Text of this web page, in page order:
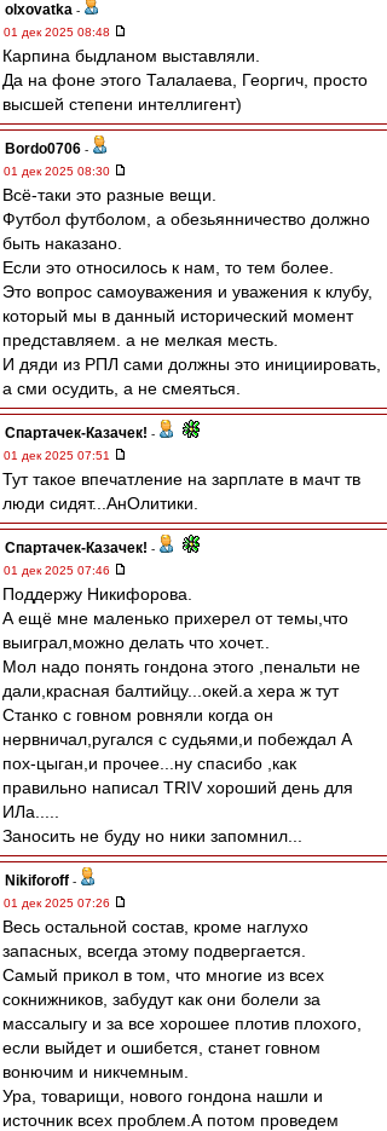
olxovatka -
01 дек 2025 08:48
Карпина быдланом выставляли.
Да на фоне этого Талалаева, Георгич, просто
высшей степени интеллигент)
Bordo0706 -
01 дек 2025 08:30
Всё-таки это разные вещи.
Футбол футболом, а обезьянничество должно
быть наказано.
Если это относилось к нам, то тем более.
Это вопрос самоуважения и уважения к клубу,
который мы в данный исторический момент
представляем. а не мелкая месть.
И дяди из РПЛ сами должны это инициировать,
а сми осудить, а не смеяться.
Спартачек-Казачек! -
01 дек 2025 07:51
Тут такое впечатление на зарплате в мачт тв
люди сидят...АнОлитики.
Спартачек-Казачек! -
01 дек 2025 07:46
Поддержу Никифорова.
А ещё мне маленько прихерел от темы,что
выиграл,можно делать что хочет..
Мол надо понять гондона этого ,пенальти не
дали,красная балтийцу...окей.а хера ж тут
Станко с говном ровняли когда он
нервничал,ругался с судьями,и побеждал А
пох-цыган,и прочее...ну спасибо ,как
правильно написал TRIV хороший день для
ИЛа.....
Заносить не буду но ники запомнил...
Nikiforoff -
01 дек 2025 07:26
Весь остальной состав, кроме наглухо
запасных, всегда этому подвергается.
Самый прикол в том, что многие из всех
сокнижников, забудут как они болели за
массалыгу и за все хорошее плотив плохого,
если выйдет и ошибется, станет говном
вонючим и никчемным.
Ура, товарищи, нового гондона нашли и
источник всех проблем.А потом проведем